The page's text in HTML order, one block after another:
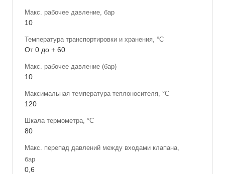
Макс. рабочее давление, бар
10
Температура транспортировки и хранения, °С
От 0 до + 60
Макс. рабочее давление (бар)
10
Максимальная температура теплоносителя, °С
120
Шкала термометра, °С
80
Макс. перепад давлений между входами клапана,
бар
0,6